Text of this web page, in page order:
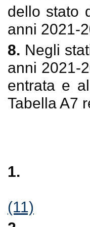
dello stato
anni 2021-
8. Negli
anni 2021-
entrata e
Tabella A7
1.
(11)